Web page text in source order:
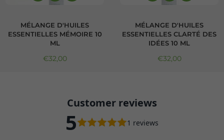
MÉLANGE D'HUILES
ESSENTIELLES MÉMOIRE 10
ML
Prix régulier
€32,00
MÉLANGE D'HUILES
ESSENTIELLES CLARTÉ DES
IDÉES 10 ML
Prix régulier
€32,00